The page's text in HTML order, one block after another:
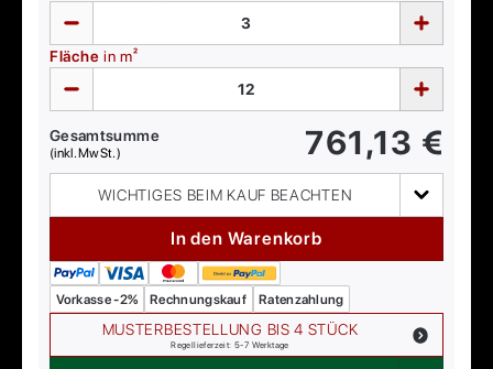
Fläche in m²
Gesamtsumme
(inkl. MwSt.) 761,13 €
WICHTIGES BEIM KAUF BEACHTEN
In den Warenkorb
Vorkasse -2% Rechnungskauf Ratenzahlung
MUSTERBESTELLUNG BIS 4 STÜCK
Regellieferzeit: 5-7 Werktage